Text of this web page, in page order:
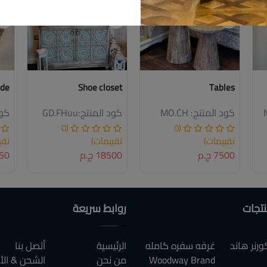
Tables
كود المنتج:
(0
تقييمات)
7500 ج.م
Shoe closet
كود المنتج:GD.FHuu
(0
تقييمات)
18500 ج.م
هاند
غرفه سفره كامله
Woodway Brand
روابط سريعة
الرئيسية
من نحن
أتصل بنا
الشحن &